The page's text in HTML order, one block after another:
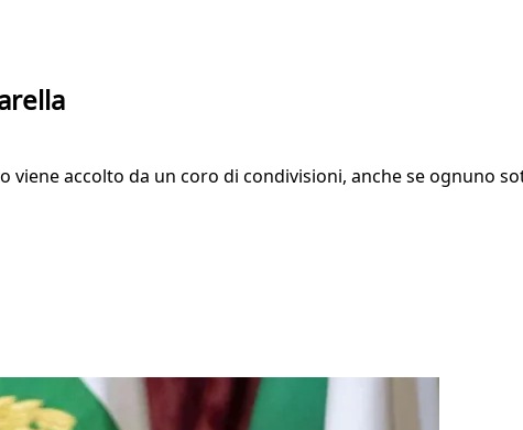
viene accolto da un coro di condivisioni, anche se ognuno